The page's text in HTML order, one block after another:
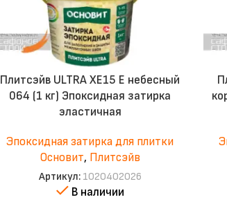
Плитсэйв ULTRA XE15 Е небесный
064 (1 кг) Эпоксидная затирка
эластичная
Эпоксидная затирка для плитки
Основит, Плитсэйв
Артикул: 1020402026
В наличии